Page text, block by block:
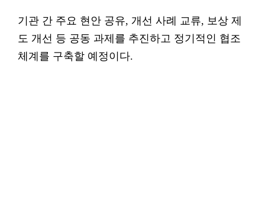
기관 간 주요 현안 공유, 개선 사례 교류, 보상 제
도 개선 등 공동 과제를 추진하고 정기적인 협조
체계를 구축할 예정이다.